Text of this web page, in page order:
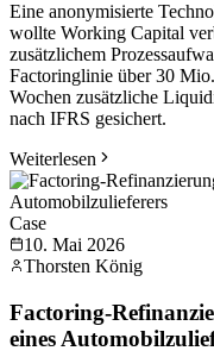
Eine anonymisierte
wollte Working Capital
zusätzlichem
Factoringlinie über 30
Wochen zusätzliche
nach IFRS gesichert.
Weiterlesen
Case
10. Mai 2026
Thorsten König
Factoring-
eines